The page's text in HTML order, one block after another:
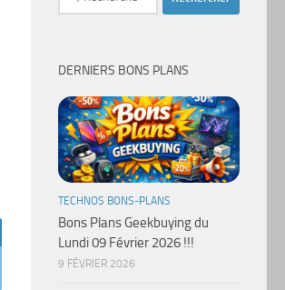
DERNIERS BONS PLANS
TECHNOS BONS-PLANS
Bons Plans Geekbuying du
Lundi 09 Février 2026 !!!
9 FÉVRIER 2026